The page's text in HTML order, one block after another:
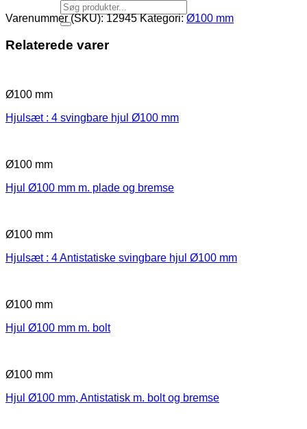
Varenummer (SKU):12945 Kategori:Ø100 mm
Relaterede varer
Ø100 mm
Hjulsæt : 4 svingbare hjul Ø100 mm
Ø100 mm
Hjul Ø100 mm m. plade og bremse
Ø100 mm
Hjulsæt : 4 Antistatiske svingbare hjul Ø100 mm
Ø100 mm
Hjul Ø100 mm m. bolt
Ø100 mm
Hjul Ø100 mm, Antistatisk m. bolt og bremse